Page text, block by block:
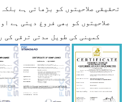
تحقیقی صلاحیتوں کو بڑھاتی ہے
صلاحیتوں کو بھی فروغ دیتی ہے
کمپنی کی طویل مدتی ترقی کی